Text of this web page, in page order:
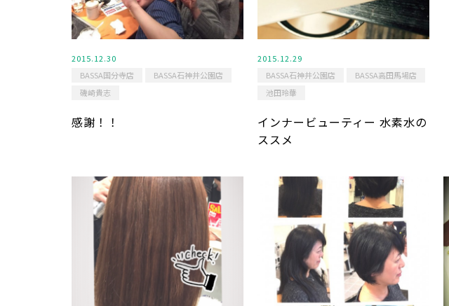
2015.12.30
BASSA国分寺店
BASSA石神井公園店
磯崎貴志
感謝！！
2015.12.29
BASSA石神井公園店
BASSA高田馬場店
池田玲華
インナービューティー 水素水の
ススメ